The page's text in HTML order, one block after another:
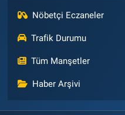
Nöbetçi Eczaneler
Trafik Durumu
Tüm Manşetler
Haber Arşivi